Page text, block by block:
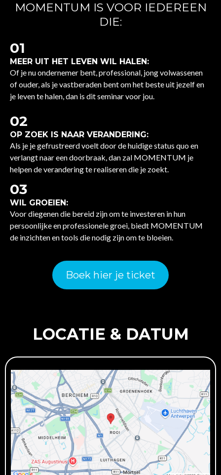
MOMENTUM IS VOOR IEDEREEN
DIE:
01
MEER UIT HET LEVEN WIL HALEN:
Of je nu ondernemer bent, professional, jong volwassenen
of ouder, als je vastberaden bent om het beste uit jezelf en
je leven te halen, dan is dit seminar voor jou.
02
OP ZOEK IS NAAR VERANDERING:
Als je je gefrustreerd voelt door de huidige status quo en
verlangt naar een doorbraak, dan zal MOMENTUM je
helpen de verandering te realiseren die je zoekt.
03
WIL GROEIEN:
Voor diegenen die bereid zijn om te investeren in hun
persoonlijke en professionele groei, biedt MOMENTUM
de inzichten en tools die nodig zijn om te bloeien.
Boek hier je ticket
LOCATIE & DATUM